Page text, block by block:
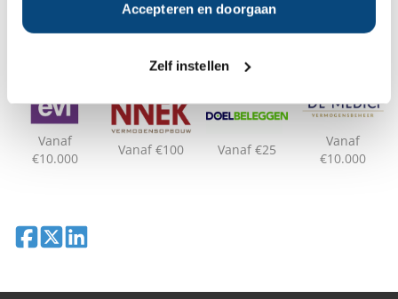
Accepteren en doorgaan
Zelf instellen
Vanaf
€10.000
Vanaf €100 Vanaf €25
Vanaf
€10.000
Deel op Facebook
Deel op XDeel op LinkedIn